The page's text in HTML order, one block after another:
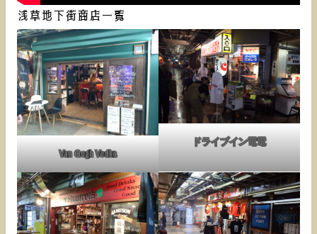
浅草地下街商店一覧
Van Gogh Vodka
ドライブイン電電